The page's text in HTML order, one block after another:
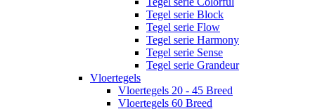
Tegel serie Block
Tegel serie Flow
Tegel serie Harmony
Tegel serie Sense
Tegel serie Grandeur
Vloertegels
Vloertegels 20 - 45 Breed
Vloertegels 60 Breed